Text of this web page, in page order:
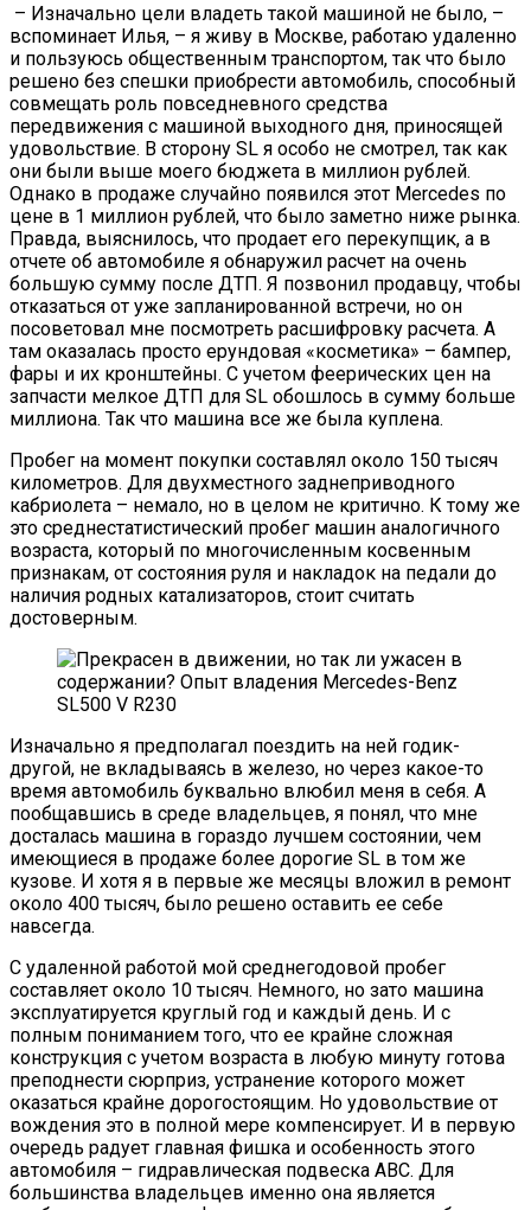
– Изначально цели владеть такой машиной не было, –
вспоминает Илья, – я живу в Москве, работаю удаленно
и пользуюсь общественным транспортом, так что было
решено без спешки приобрести автомобиль, способный
совмещать роль повседневного средства
передвижения с машиной выходного дня, приносящей
удовольствие. В сторону SL я особо не смотрел, так как
они были выше моего бюджета в миллион рублей.
Однако в продаже случайно появился этот Mercedes по
цене в 1 миллион рублей, что было заметно ниже рынка.
Правда, выяснилось, что продает его перекупщик, а в
отчете об автомобиле я обнаружил расчет на очень
большую сумму после ДТП. Я позвонил продавцу, чтобы
отказаться от уже запланированной встречи, но он
посоветовал мне посмотреть расшифровку расчета. А
там оказалась просто ерундовая «косметика» – бампер,
фары и их кронштейны. С учетом феерических цен на
запчасти мелкое ДТП для SL обошлось в сумму больше
миллиона. Так что машина все же была куплена.
Пробег на момент покупки составлял около 150 тысяч
километров. Для двухместного заднеприводного
кабриолета – немало, но в целом не критично. К тому же
это среднестатистический пробег машин аналогичного
возраста, который по многочисленным косвенным
признакам, от состояния руля и накладок на педали до
наличия родных катализаторов, стоит считать
достоверным.
Изначально я предполагал поездить на ней годик-
другой, не вкладываясь в железо, но через какое-то
время автомобиль буквально влюбил меня в себя. А
пообщавшись в среде владельцев, я понял, что мне
досталась машина в гораздо лучшем состоянии, чем
имеющиеся в продаже более дорогие SL в том же
кузове. И хотя я в первые же месяцы вложил в ремонт
около 400 тысяч, было решено оставить ее себе
навсегда.
С удаленной работой мой среднегодовой пробег
составляет около 10 тысяч. Немного, но зато машина
эксплуатируется круглый год и каждый день. И с
полным пониманием того, что ее крайне сложная
конструкция с учетом возраста в любую минуту готова
преподнести сюрприз, устранение которого может
оказаться крайне дорогостоящим. Но удовольствие от
вождения это в полной мере компенсирует. И в первую
очередь радует главная фишка и особенность этого
автомобиля – гидравлическая подвеска ABC. Для
большинства владельцев именно она является